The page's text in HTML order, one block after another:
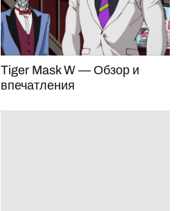
Tiger Mask W — Обзор и
впечатления